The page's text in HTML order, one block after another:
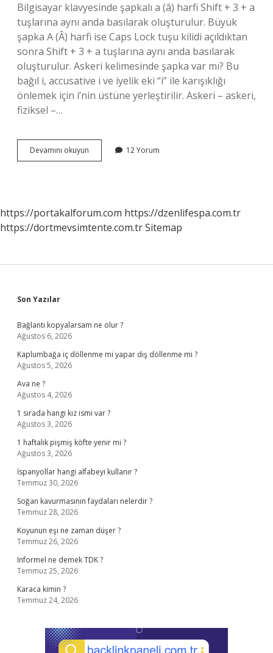
Bilgisayar klavyesinde şapkalı a (â) harfi Shift + 3 + a
tuşlarına aynı anda basılarak oluşturulur. Büyük
şapka A (Â) harfi ise Caps Lock tuşu kilidi açıldıktan
sonra Shift + 3 + a tuşlarına aynı anda basılarak
oluşturulur. Askeri kelimesinde şapka var mı? Bu
bağıl i, accusative i ve iyelik eki “i” ile karışıklığı
önlemek için i’nin üstüne yerleştirilir. Askeri – askeri,
fiziksel –…
Devamını okuyun
A
12 Yorum
https://portakalforum.com https://dzenlifespa.com.tr
https://dortmevsimtente.com.trSitemap
Sidebar
Son Yazılar
Bağlantı kopyalarsam ne olur ?
Ağustos 6, 2026
Kaplumbağa iç döllenme mi yapar dış döllenme mi ?
Ağustos 5, 2026
Ava ne ?
Ağustos 4, 2026
1 sırada hangi kız ismi var ?
Ağustos 3, 2026
1 haftalık pişmiş köfte yenir mi ?
Ağustos 3, 2026
İspanyollar hangi alfabeyi kullanır ?
Temmuz 30, 2026
Soğan kavurmasının faydaları nelerdir ?
Temmuz 28, 2026
Koyunun eşi ne zaman düşer ?
Temmuz 26, 2026
Informel ne demek TDK ?
Temmuz 25, 2026
Karaca kimin ?
Temmuz 24, 2026